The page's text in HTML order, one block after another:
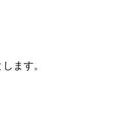
ます。